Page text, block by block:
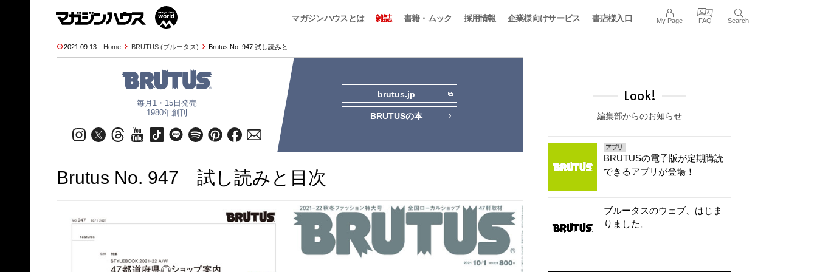
マガジンハウスとは 雑誌 書籍・ムック 採用情報 企業様向けサービス 書店様入口 My Page FAQ Search
2021.09.13 Home BRUTUS (ブルータス) Brutus No. 947 試し読みと …
毎月1・15日発売
1980年創刊
brutus.jp
BRUTUSの本
Brutus No. 947 試し読みと目次
Look!
編集部からのお知らせ
アプリ
BRUTUSの電子版が定期購読
できるアプリが登場！
ブルータスのウェブ、はじま
りました。